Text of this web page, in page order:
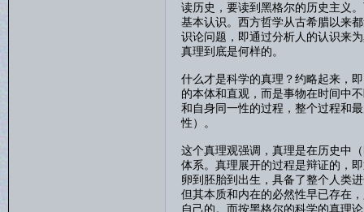
读历史，要读到黑格尔的历史主义
基本认识。西方哲学从古希腊以来
识论问题，即通过分析人的认识来
真理到底是何样的。
什么才是科学的真理？约略起来，
的本体和直观，而是事物在时间中
和自身同一性的过程，整个过程和
性）。
这个真理观强调，真理是在历史中
体系。真理展开的过程是辩证的，
卵到胚胎到出生，具备了整个人类
但其本质和内在的必然性早已存在
自己的。而按黑格尔的科学的真理